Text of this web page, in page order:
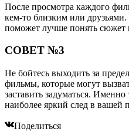
После просмотра каждого
кем-то близким или
поможет лучше понять сюжет
СОВЕТ №3
Не бойтесь выходить за
фильмы, которые могут
заставить задуматься.
наиболее яркий след в вашей
Поделиться